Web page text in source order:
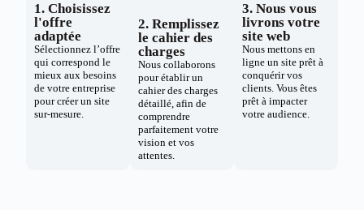
1. Choisissez
l'offre
adaptée
Sélectionnez l’offre
qui correspond le
mieux aux besoins
de votre entreprise
pour créer un site
sur-mesure.
2. Remplissez
le cahier des
charges
Nous collaborons
pour établir un
cahier des charges
détaillé, afin de
comprendre
parfaitement votre
vision et vos
attentes.
3. Nous vous
livrons votre
site web
Nous mettons en
ligne un site prêt à
conquérir vos
clients. Vous êtes
prêt à impacter
votre audience.